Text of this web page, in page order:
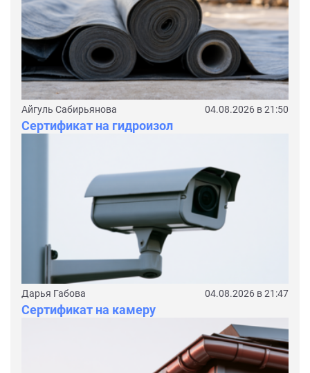
Айгуль Сабирьянова 04.08.2026 в 21:50
Сертификат на гидроизол
Дарья Габова 04.08.2026 в 21:47
Сертификат на камеру